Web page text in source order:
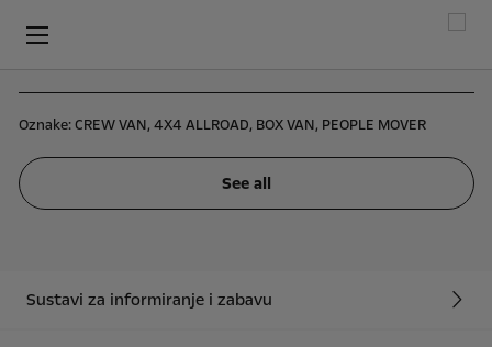
Oznake:CREW VAN, 4X4 ALLROAD, BOX VAN, PEOPLE MOVER
See all
Sustavi za informiranje i zabavu